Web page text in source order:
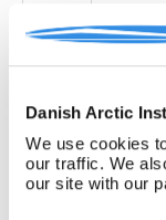
Danish Arctic
We use cookies
our traffic. We
our site with our
[Klik for
A 038
tyske
der var